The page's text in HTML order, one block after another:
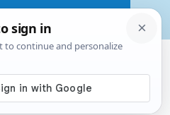
– Slovenija